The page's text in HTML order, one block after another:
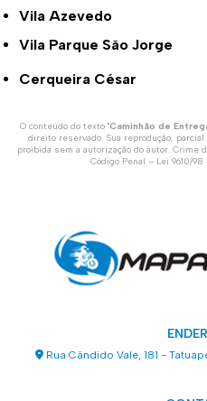
Vila Azevedo
Vila Parque São Jorge
Cerqueira César
O conteúdo do texto "Caminhão de
direito reservado. Sua reprodução,
proibida sem a autorização do autor. Crime
Código Penal – Lei 9610/
Rua Cândido Vale, 181 -